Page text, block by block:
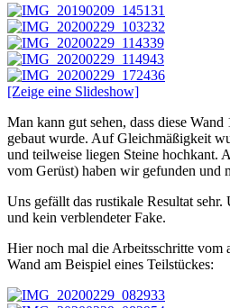
[Zeige eine Slideshow]
Man kann gut sehen, dass diese
gebaut wurde. Auf Gleichmäßigkeit
und teilweise liegen Steine hochkant.
vom Gerüst) haben wir gefunden und
Uns gefällt das rustikale Resultat sehr.
und kein verblendeter Fake.
Hier noch mal die Arbeitsschritte vom
Wand am Beispiel eines Teilstückes: